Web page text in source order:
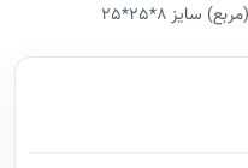
8*25*25